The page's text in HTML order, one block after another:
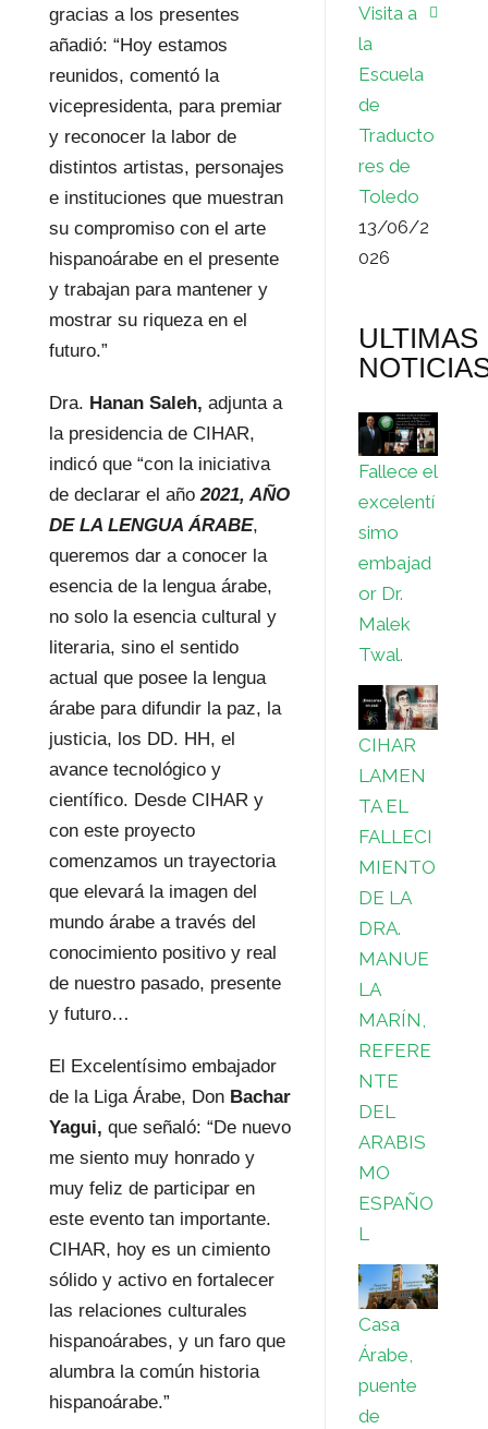
gracias a los presentes
añadió: “Hoy estamos
reunidos, comentó la
vicepresidenta, para premiar
y reconocer la labor de
distintos artistas, personajes
e instituciones que muestran
su compromiso con el arte
hispanoárabe en el presente
y trabajan para mantener y
mostrar su riqueza en el
futuro.”
Dra. Hanan Saleh, adjunta a
la presidencia de CIHAR,
indicó que “con la iniciativa
de declarar el año2021, AÑO
DE LA LENGUA ÁRABE,
queremos dar a conocer la
esencia de la lengua árabe,
no solo la esencia cultural y
literaria, sino el sentido
actual que posee la lengua
árabe para difundir la paz, la
justicia, los DD. HH, el
avance tecnológico y
científico. Desde CIHAR y
con este proyecto
comenzamos un trayectoria
que elevará la imagen del
mundo árabe a través del
conocimiento positivo y real
de nuestro pasado, presente
y futuro…
El Excelentísimo embajador
de la Liga Árabe, Don Bachar
Yagui, que señaló: “De nuevo
me siento muy honrado y
muy feliz de participar en
este evento tan importante.
CIHAR, hoy es un cimiento
sólido y activo en fortalecer
las relaciones culturales
hispanoárabes, y un faro que
alumbra la común historia
hispanoárabe.”
Visita a
la
Escuela
de
Traducto
res de
Toledo
13/06/2
026
ULTIMAS
Fallece el
excelentí
simo
embajad
or Dr.
Malek
Twal.
CIHAR
LAMEN
TA EL
FALLECI
MIENTO
DE LA
DRA.
MANUE
LA
MARÍN,
REFERE
NTE
DEL
ARABIS
MO
ESPAÑO
L
Casa
Árabe,
puente
de